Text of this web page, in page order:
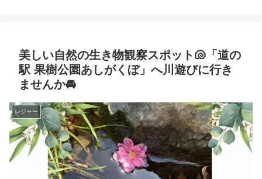
美しい自然の生き物観察スポット🐚「道の
駅 果樹公園あしがくぼ」へ川遊びに行き
ませんか🚘
レジャー